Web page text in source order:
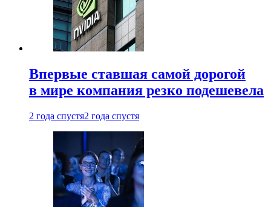
Впервые ставшая самой дорогой
в мире компания резко подешевела
2 года спустя2 года спустя